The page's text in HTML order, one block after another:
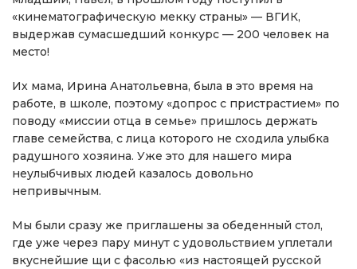
«кинематографическую мекку страны» — ВГИК,
выдержав сумасшедший конкурс — 200 человек на
место!
Их мама, Ирина Анатольевна, была в это время на
работе, в школе, поэтому «допрос с пристрастием» по
поводу «миссии отца в семье» пришлось держать
главе семейства, с лица которого не сходила улыбка
радушного хозяина. Уже это для нашего мира
неулыбчивых людей казалось довольно
непривычным.
Мы были сразу же приглашены за обеденный стол,
где уже через пару минут с удовольствием уплетали
вкуснейшие щи с фасолью «из настоящей русской